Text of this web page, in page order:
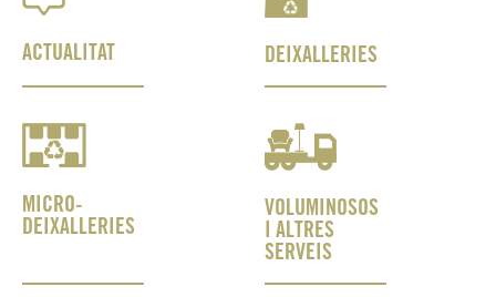
ACTUALITAT DEIXALLERIES
MICRO-
DEIXALLERIES
VOLUMINOSOS
I ALTRES
SERVEIS